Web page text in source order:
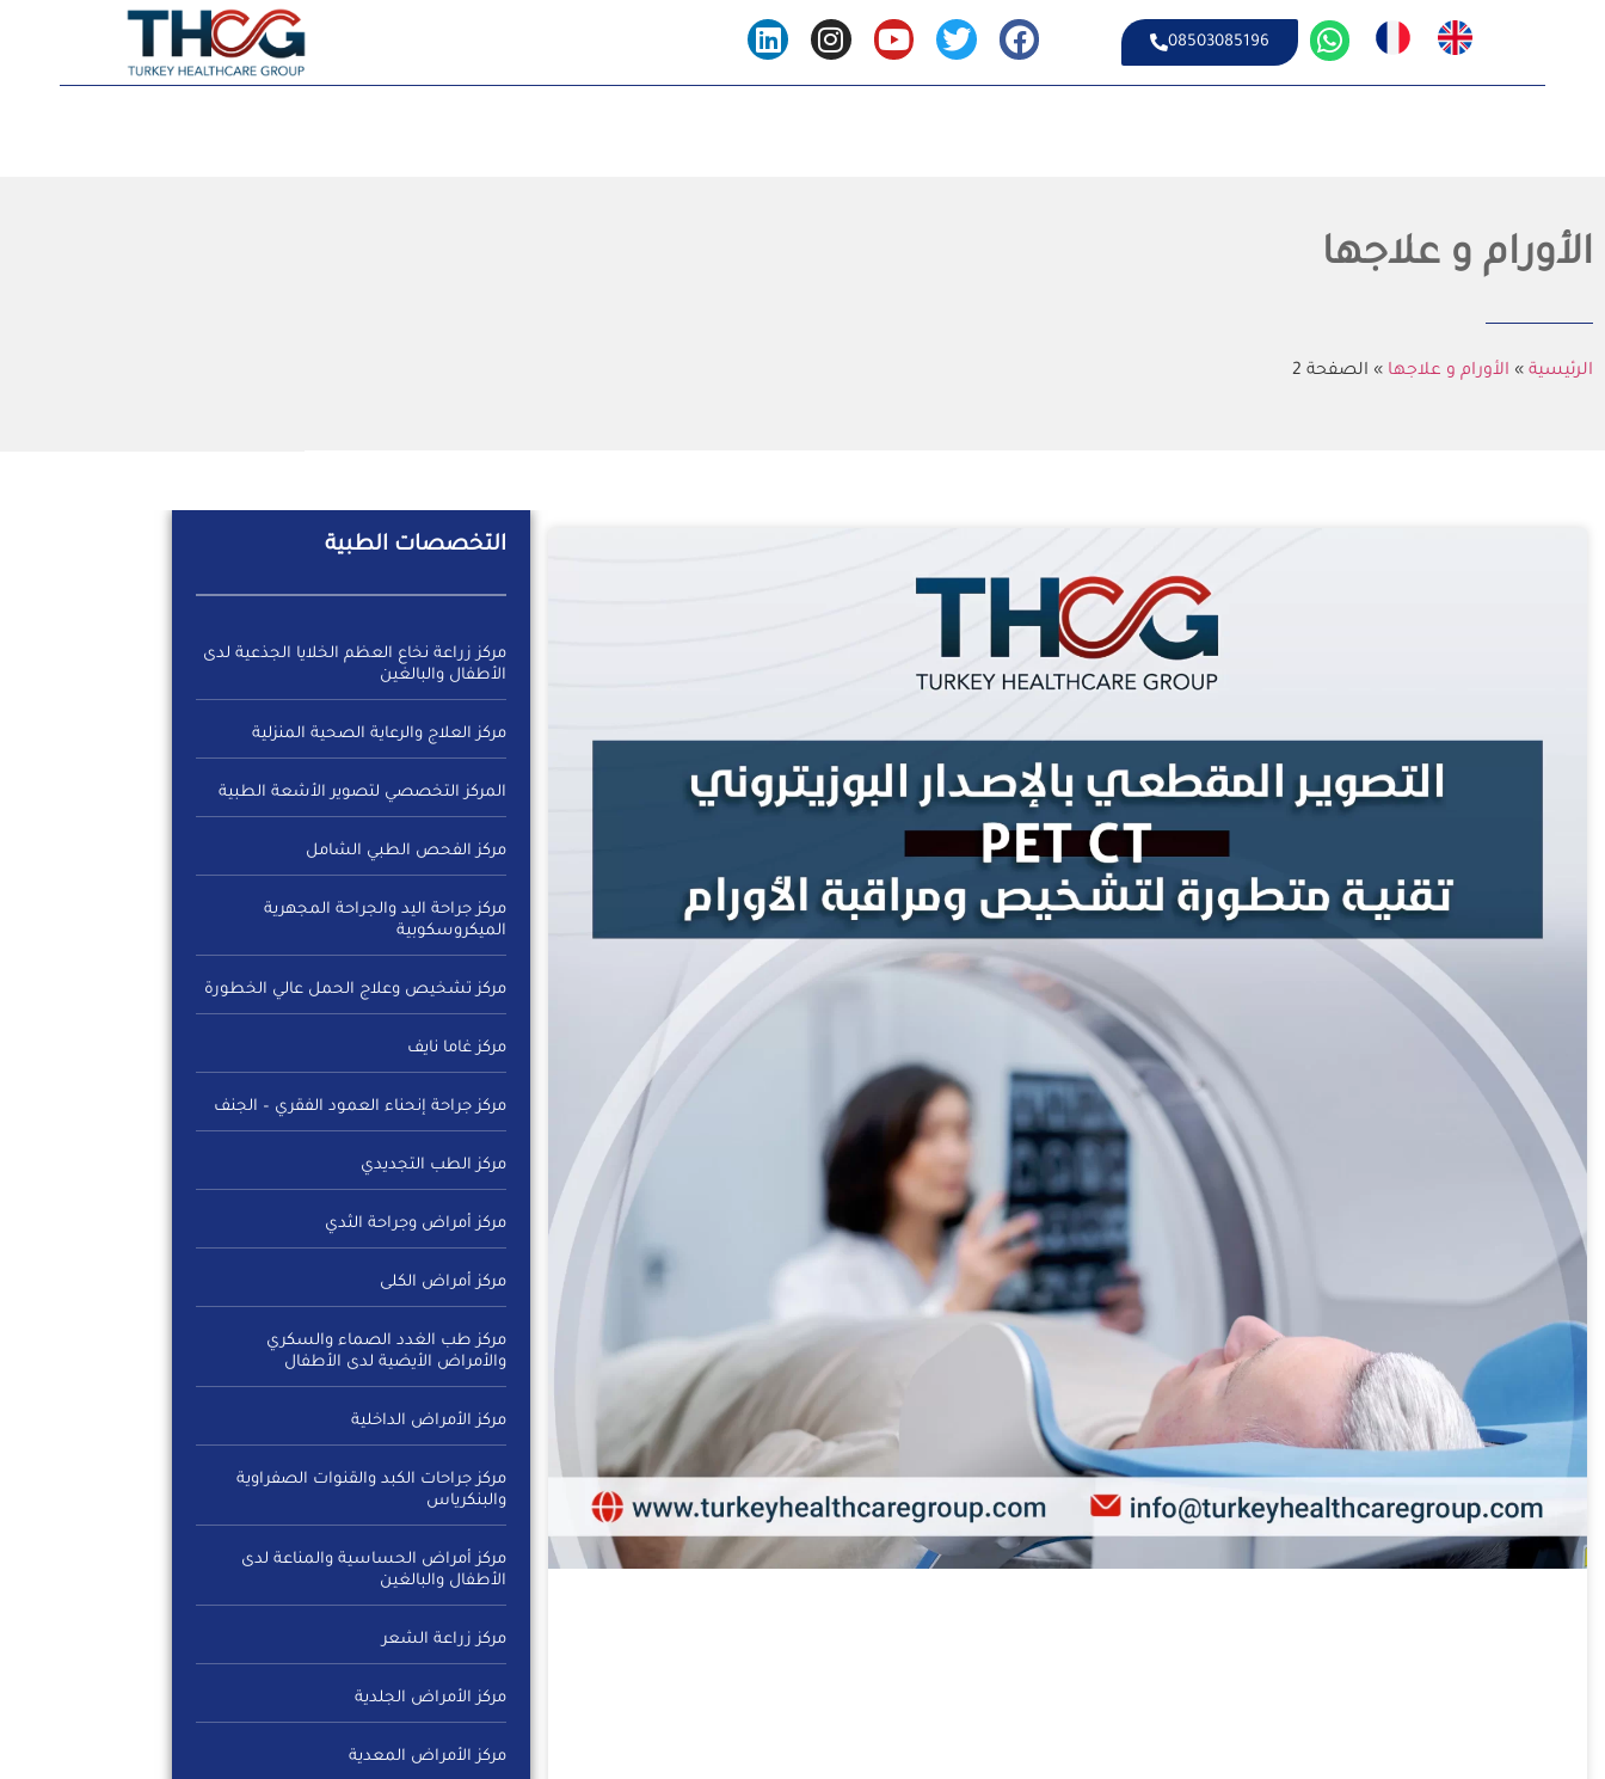
08503085196
الأورام و علاجها
الرئيسية » الأورام و علاجها » الصفحة 2
التخصصات الطبية
مركز زراعة نخاع العظم الخلايا الجذعية لدى
الأطفال والبالغين
مركز العلاج والرعاية الصحية المنزلية
المركز التخصصي لتصوير الأشعة الطبية
مركز الفحص الطبي الشامل
مركز جراحة اليد والجراحة المجهرية
الميكروسكوبية
مركز تشخيص وعلاج الحمل عالي الخطورة
مركز غاما نايف
مركز جراحة إنحناء العمود الفقري – الجنف
مركز الطب التجديدي
مركز أمراض وجراحة الثدي
مركز أمراض الكلى
مركز طب الغدد الصماء والسكري
والأمراض الأيضية لدى الأطفال
مركز الأمراض الداخلية
مركز جراحات الكبد والقنوات الصفراوية
والبنكرياس
مركز أمراض الحساسية والمناعة لدى
الأطفال والبالغين
مركز زراعة الشعر
مركز الأمراض الجلدية
مركز الأمراض المعدية